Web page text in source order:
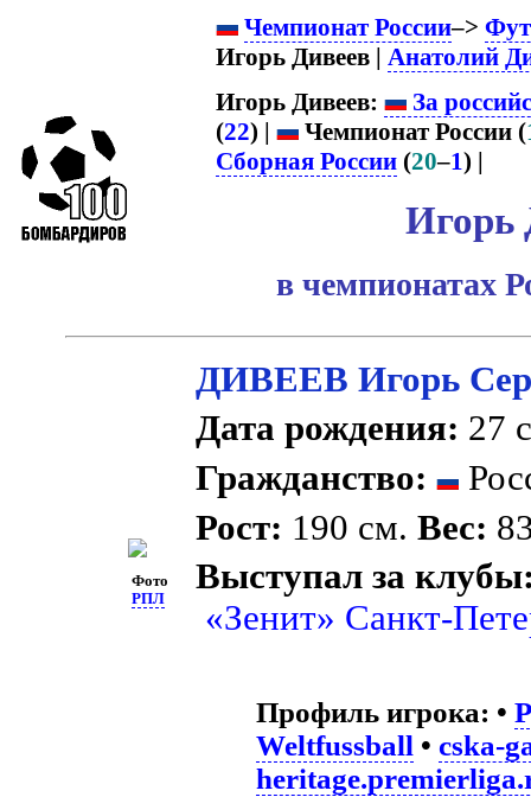
Чемпионат России–>
Игорь Дивеев | Анатолий
Игорь Дивеев:
За
(22) | Чемпионат России (
Сборная России (20–1) |
Игорь
в чемпионатах
Фото
РПЛ
ДИВЕЕВ Игорь
Дата рождения: 27
Гражданство:
Рост: 190 см.Вес:
Выступал за
«Зенит» Санкт-
Профиль игрока: •
Weltfussball •cska-